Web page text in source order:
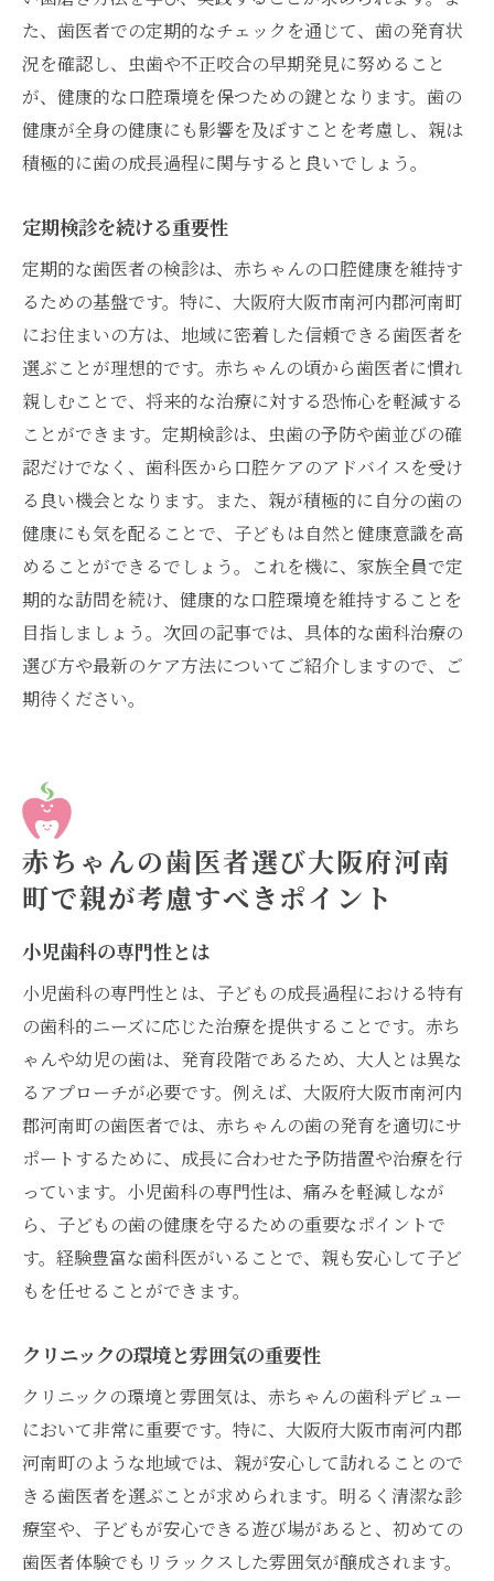
た、歯医者での定期的なチェックを通じて、歯の発育状
況を確認し、虫歯や不正咬合の早期発見に努めること
が、健康的な口腔環境を保つための鍵となります。歯の
健康が全身の健康にも影響を及ぼすことを考慮し、親は
積極的に歯の成長過程に関与すると良いでしょう。
定期検診を続ける重要性
定期的な歯医者の検診は、赤ちゃんの口腔健康を維持す
るための基盤です。特に、大阪府大阪市南河内郡河南町
にお住まいの方は、地域に密着した信頼できる歯医者を
選ぶことが理想的です。赤ちゃんの頃から歯医者に慣れ
親しむことで、将来的な治療に対する恐怖心を軽減する
ことができます。定期検診は、虫歯の予防や歯並びの確
認だけでなく、歯科医から口腔ケアのアドバイスを受け
る良い機会となります。また、親が積極的に自分の歯の
健康にも気を配ることで、子どもは自然と健康意識を高
めることができるでしょう。これを機に、家族全員で定
期的な訪問を続け、健康的な口腔環境を維持することを
目指しましょう。次回の記事では、具体的な歯科治療の
選び方や最新のケア方法についてご紹介しますので、ご
期待ください。
赤ちゃんの歯医者選び大阪府河南
町で親が考慮すべきポイント
小児歯科の専門性とは
小児歯科の専門性とは、子どもの成長過程における特有
の歯科的ニーズに応じた治療を提供することです。赤ち
ゃんや幼児の歯は、発育段階であるため、大人とは異な
るアプローチが必要です。例えば、大阪府大阪市南河内
郡河南町の歯医者では、赤ちゃんの歯の発育を適切にサ
ポートするために、成長に合わせた予防措置や治療を行
っています。小児歯科の専門性は、痛みを軽減しなが
ら、子どもの歯の健康を守るための重要なポイントで
す。経験豊富な歯科医がいることで、親も安心して子ど
もを任せることができます。
クリニックの環境と雰囲気の重要性
クリニックの環境と雰囲気は、赤ちゃんの歯科デビュー
において非常に重要です。特に、大阪府大阪市南河内郡
河南町のような地域では、親が安心して訪れることので
きる歯医者を選ぶことが求められます。明るく清潔な診
療室や、子どもが安心できる遊び場があると、初めての
歯医者体験でもリラックスした雰囲気が醸成されます。